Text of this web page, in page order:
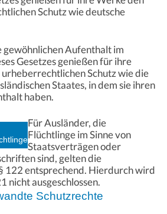
Schutz wie deutsche
gewöhnlichen Aufenthalt im
Gesetzes genießen für ihre
Schutz wie die
Staates, in dem sie ihren
haben.
Für Ausländer, die
Flüchtlinge im Sinne von
Staatsverträgen oder
sind, gelten die
122 entsprechend. Hierdurch wird
nicht ausgeschlossen.
Schutzrechte